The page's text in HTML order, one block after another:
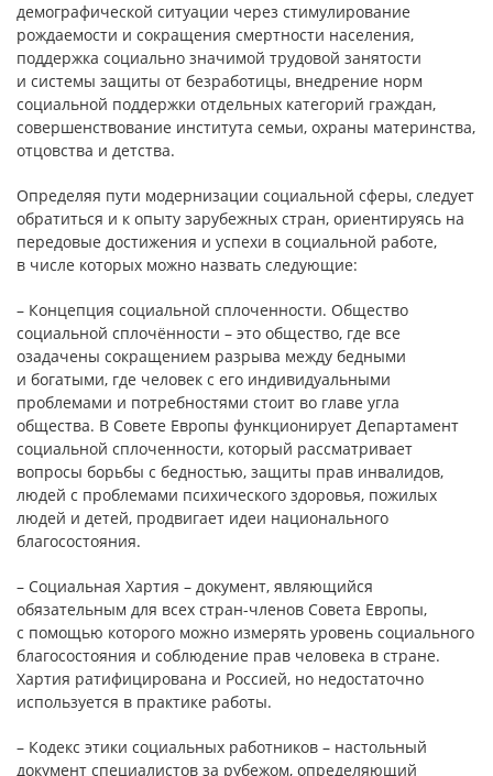
демографической ситуации через стимулирование
рождаемости и сокращения смертности населения,
поддержка социально значимой трудовой занятости
и системы защиты от безработицы, внедрение норм
социальной поддержки отдельных категорий граждан,
совершенствование института семьи, охраны материнства,
отцовства и детства.
Определяя пути модернизации социальной сферы, следует
обратиться и к опыту зарубежных стран, ориентируясь на
передовые достижения и успехи в социальной работе,
в числе которых можно назвать следующие:
– Концепция социальной сплоченности. Общество
социальной сплочённости – это общество, где все
озадачены сокращением разрыва между бедными
и богатыми, где человек с его индивидуальными
проблемами и потребностями стоит во главе угла
общества. В Совете Европы функционирует Департамент
социальной сплоченности, который рассматривает
вопросы борьбы с бедностью, защиты прав инвалидов,
людей с проблемами психического здоровья, пожилых
людей и детей, продвигает идеи национального
благосостояния.
– Социальная Хартия – документ, являющийся
обязательным для всех стран-членов Совета Европы,
с помощью которого можно измерять уровень социального
благосостояния и соблюдение прав человека в стране.
Хартия ратифицирована и Россией, но недостаточно
используется в практике работы.
– Кодекс этики социальных работников – настольный
документ специалистов за рубежом, определяющий